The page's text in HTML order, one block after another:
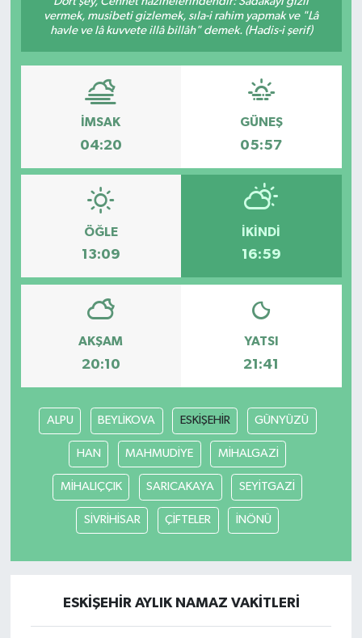
vermek, musibeti gizlemek, sıla-i rahim yapmak ve "Lâ
havle ve lâ kuvvete illâ billâh" demek. (Hadis-i şerif)
İMSAK
04:20
GÜNEŞ
05:57
ÖĞLE
13:09
İKINDI
16:59
AKŞAM
20:10
YATSI
21:41
ALPU BEYLİKOVA ESKİŞEHİR GÜNYÜZÜ
HAN MAHMUDİYE MİHALGAZİ
MİHALIÇÇIK SARICAKAYA SEYİTGAZİ
SİVRİHİSAR ÇİFTELER İNÖNÜ
ESKİŞEHİR AYLIK NAMAZ VAKITLERI
KÜLTÜR SANAT
MAGAZİN
SİYASET
TEKNOLOJİ
VİZYONDAKİLER
YAŞAM